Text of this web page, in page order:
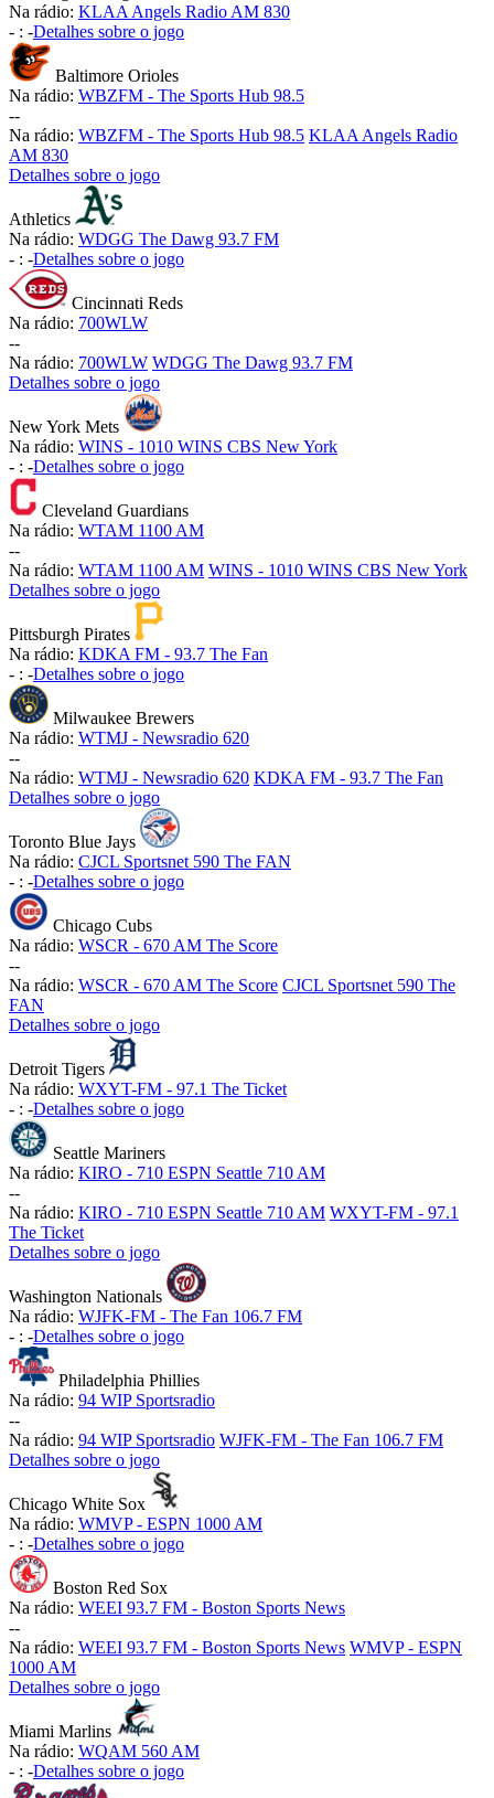
Na rádio: KLAA Angels Radio AM 830
- : -Detalhes sobre o jogo
Baltimore Orioles
Na rádio: WBZFM - The Sports Hub 98.5
--
Na rádio: WBZFM - The Sports Hub 98.5 KLAA Angels Radio
AM 830
Detalhes sobre o jogo
Athletics
Na rádio: WDGG The Dawg 93.7 FM
- : -Detalhes sobre o jogo
Cincinnati Reds
Na rádio: 700WLW
--
Na rádio: 700WLW WDGG The Dawg 93.7 FM
Detalhes sobre o jogo
New York Mets
Na rádio: WINS - 1010 WINS CBS New York
- : -Detalhes sobre o jogo
Cleveland Guardians
Na rádio: WTAM 1100 AM
--
Na rádio: WTAM 1100 AM WINS - 1010 WINS CBS New York
Detalhes sobre o jogo
Pittsburgh Pirates
Na rádio: KDKA FM - 93.7 The Fan
- : -Detalhes sobre o jogo
Milwaukee Brewers
Na rádio: WTMJ - Newsradio 620
--
Na rádio: WTMJ - Newsradio 620 KDKA FM - 93.7 The Fan
Detalhes sobre o jogo
Toronto Blue Jays
Na rádio: CJCL Sportsnet 590 The FAN
- : -Detalhes sobre o jogo
Chicago Cubs
Na rádio: WSCR - 670 AM The Score
--
Na rádio: WSCR - 670 AM The Score CJCL Sportsnet 590 The
FAN
Detalhes sobre o jogo
Detroit Tigers
Na rádio: WXYT-FM - 97.1 The Ticket
- : -Detalhes sobre o jogo
Seattle Mariners
Na rádio: KIRO - 710 ESPN Seattle 710 AM
--
Na rádio: KIRO - 710 ESPN Seattle 710 AM WXYT-FM - 97.1
The Ticket
Detalhes sobre o jogo
Washington Nationals
Na rádio: WJFK-FM - The Fan 106.7 FM
- : -Detalhes sobre o jogo
Philadelphia Phillies
Na rádio: 94 WIP Sportsradio
--
Na rádio: 94 WIP Sportsradio WJFK-FM - The Fan 106.7 FM
Detalhes sobre o jogo
Chicago White Sox
Na rádio: WMVP - ESPN 1000 AM
- : -Detalhes sobre o jogo
Boston Red Sox
Na rádio: WEEI 93.7 FM - Boston Sports News
--
Na rádio: WEEI 93.7 FM - Boston Sports News WMVP - ESPN
1000 AM
Detalhes sobre o jogo
Miami Marlins
Na rádio: WQAM 560 AM
- : -Detalhes sobre o jogo